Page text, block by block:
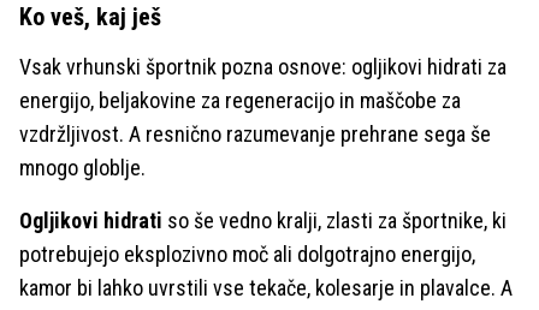
Ko veš, kaj ješ
Vsak vrhunski športnik pozna osnove: ogljikovi hidrati za
energijo, beljakovine za regeneracijo in maščobe za
vzdržljivost. A resnično razumevanje prehrane sega še
mnogo globlje.
Ogljikovi hidrati so še vedno kralji, zlasti za športnike, ki
potrebujejo eksplozivno moč ali dolgotrajno energijo,
kamor bi lahko uvrstili vse tekače, kolesarje in plavalce. A